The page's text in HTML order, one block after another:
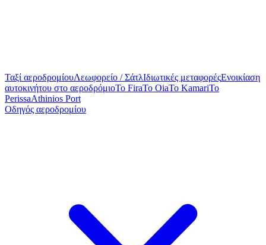
Ταξί αεροδρομίουΛεωφορείο / ΣάτλΙδιωτικές μεταφορέςΕνοικίαση
αυτοκινήτου στο αεροδρόμιοTo FiraTo OiaTo KamariTo
PerissaAthinios Port
Οδηγός αεροδρομίου